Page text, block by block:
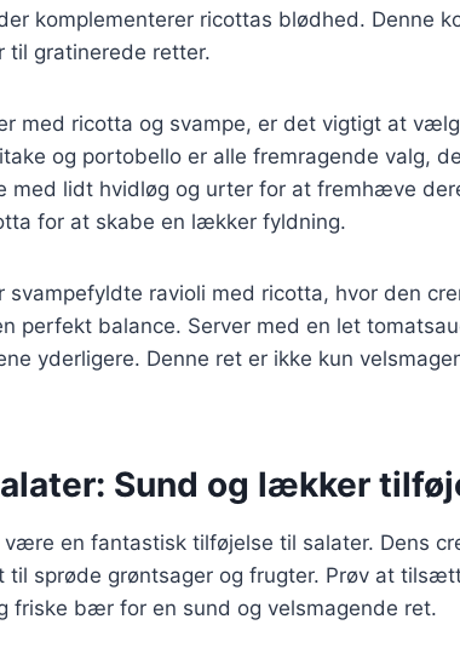
komplementerer ricottas blødhed. Denne
til gratinerede retter.
med ricotta og svampe, er det vigtigt at
og portobello er alle fremragende valg,
med lidt hvidløg og urter for at fremhæve
for at skabe en lækker fyldning.
svampefyldte ravioli med ricotta, hvor den
perfekt balance. Server med en let
yderligere. Denne ret er ikke kun
Sund og lækker
være en fantastisk tilføjelse til salater. Dens
til sprøde grøntsager og frugter. Prøv at
friske bær for en sund og velsmagende ret.